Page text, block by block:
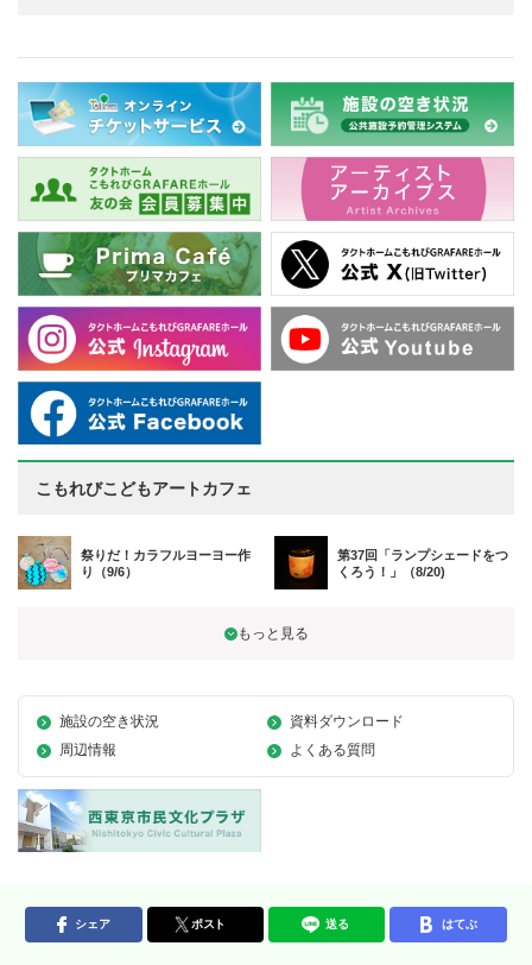
こもれびこどもアートカフェ
祭りだ！カラフルヨーヨー作
り（9/6）
第37回「ランプシェードをつ
くろう！」（8/20)
施設の空き状況
資料ダウンロード
周辺情報
よくある質問
シェア ポスト 送る はてぶ